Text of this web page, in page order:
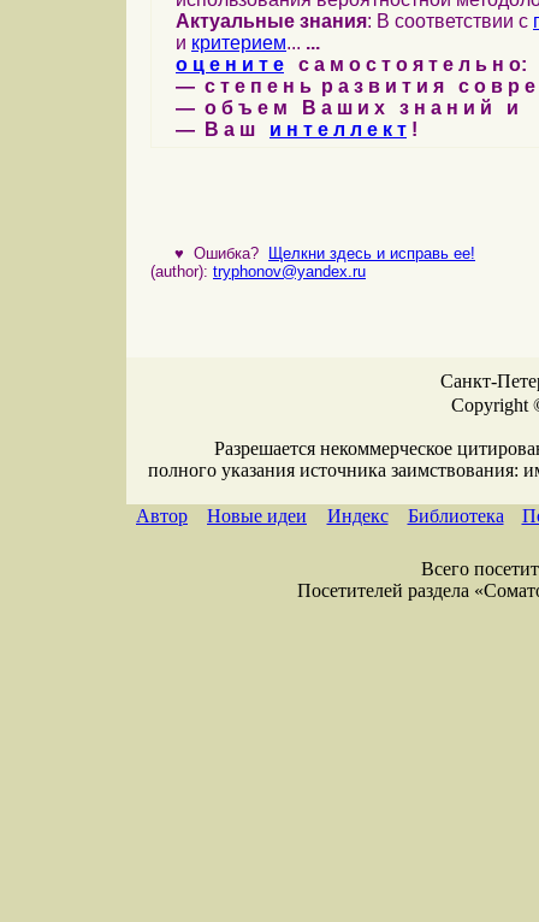
Актуальные знания: В соответствии с
и критерием... ...
о ц е н и т е с а м о с т о я т е л ь н о:
— с т е п е н ь р а з в и т и я с о в р
— о б ъ е м В а ш и х з н а н и й и
— В а ш и н т е л л е к т !
♥ Ошибка?
Щелкни здесь и исправь ее!
(author): tryphonov@yandex.ru
Санкт-
Copyright
Разрешается некоммерческое
полного указания источника заимствования:
Автор Новые идеи Индекс Библиотека
Всего
Посетителей раздела